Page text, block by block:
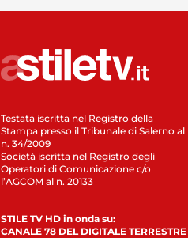
Testata iscritta nel Registro della
Stampa presso il Tribunale di Salerno al
n. 34/2009
Società iscritta nel Registro degli
Operatori di Comunicazione c/o
l’AGCOM al n. 20133
STILE TV HD in onda su:
CANALE 78 DEL DIGITALE TERRESTRE